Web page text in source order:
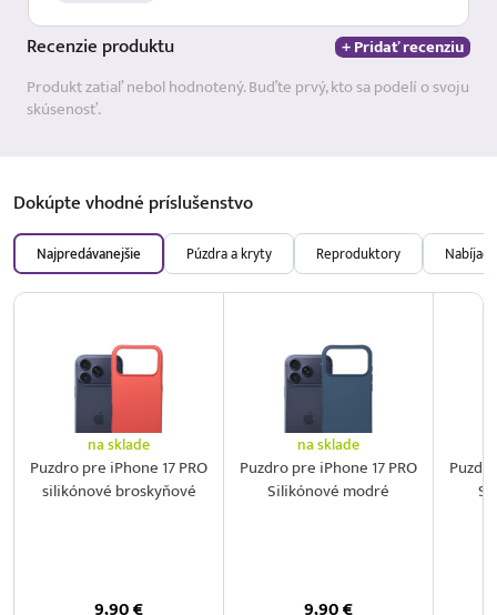
Recenzie produktu
+ Pridať recenziu
Produkt zatiaľ nebol hodnotený. Buďte prvý, kto sa podelí o svoju
skúsenosť.
Dokúpte vhodné príslušenstvo
Najpredávanejšie Púzdra a kryty Reproduktory
na sklade
Puzdro pre iPhone 17 PRO
silikónové broskyňové
na sklade
Puzdro pre iPhone 17 PRO
Silikónové modré